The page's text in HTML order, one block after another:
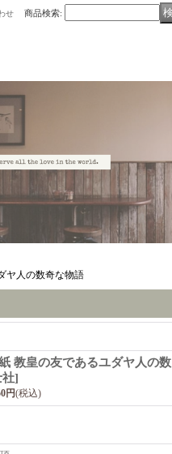
せ 商品検索:
ヤ人の数奇な物語
教皇の友であるユダヤ人の数
社]
円(税込)